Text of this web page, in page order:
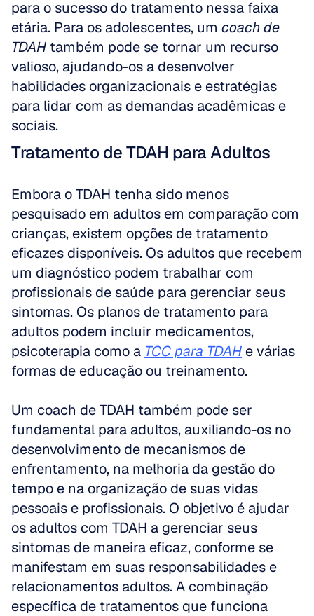
para o sucesso do tratamento nessa faixa
etária. Para os adolescentes, um coach de
TDAH também pode se tornar um recurso
valioso, ajudando-os a desenvolver
habilidades organizacionais e estratégias
para lidar com as demandas acadêmicas e
sociais.
Tratamento de TDAH para Adultos
Embora o TDAH tenha sido menos
pesquisado em adultos em comparação com
crianças, existem opções de tratamento
eficazes disponíveis. Os adultos que recebem
um diagnóstico podem trabalhar com
profissionais de saúde para gerenciar seus
sintomas. Os planos de tratamento para
adultos podem incluir medicamentos,
psicoterapia como a TCC para TDAH e várias
formas de educação ou treinamento.
Um coach de TDAH também pode ser
fundamental para adultos, auxiliando-os no
desenvolvimento de mecanismos de
enfrentamento, na melhoria da gestão do
tempo e na organização de suas vidas
pessoais e profissionais. O objetivo é ajudar
os adultos com TDAH a gerenciar seus
sintomas de maneira eficaz, conforme se
manifestam em suas responsabilidades e
relacionamentos adultos. A combinação
específica de tratamentos que funciona